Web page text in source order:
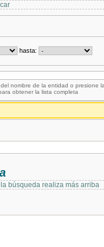
hasta:
nombre de la entidad o presione
obtener la lista completa
búsqueda realiza más arriba